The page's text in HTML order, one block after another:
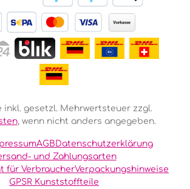
inkl. gesetzl. Mehrwertsteuer zzgl.
, wenn nicht anders angegeben.
AGB Datenschutzerklärung
und Zahlungsarten
für VerbraucherVerpackungshinweise
GPSR Kunststoffteile